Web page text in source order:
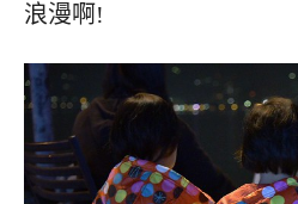
浪漫啊!